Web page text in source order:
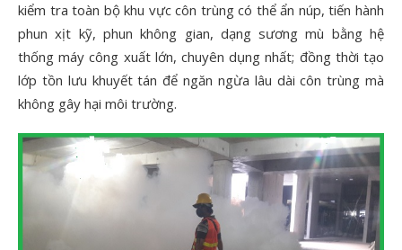
kiểm tra toàn bộ khu vực côn trùng có thể ẩn núp, tiến hành
phun xịt kỹ, phun không gian, dạng sương mù bằng hệ
thống máy công xuất lớn, chuyên dụng nhất; đồng thời tạo
lớp tồn lưu khuyết tán để ngăn ngừa lâu dài côn trùng mà
không gây hại môi trường.